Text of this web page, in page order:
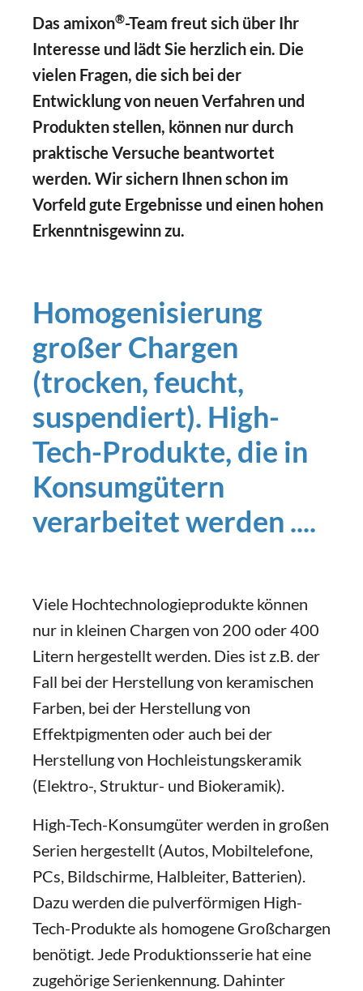
Das amixon®-Team freut sich über Ihr
Interesse und lädt Sie herzlich ein. Die
vielen Fragen, die sich bei der
Entwicklung von neuen Verfahren und
Produkten stellen, können nur durch
praktische Versuche beantwortet
werden. Wir sichern Ihnen schon im
Vorfeld gute Ergebnisse und einen hohen
Erkenntnisgewinn zu.
Homogenisierung
großer Chargen
(trocken, feucht,
suspendiert). High-
Tech-Produkte, die in
Konsumgütern
verarbeitet werden ....
Viele Hochtechnologieprodukte können
nur in kleinen Chargen von 200 oder 400
Litern hergestellt werden. Dies ist z.B. der
Fall bei der Herstellung von keramischen
Farben, bei der Herstellung von
Effektpigmenten oder auch bei der
Herstellung von Hochleistungskeramik
(Elektro-, Struktur- und Biokeramik).
High-Tech-Konsumgüter werden in großen
Serien hergestellt (Autos, Mobiltelefone,
PCs, Bildschirme, Halbleiter, Batterien).
Dazu werden die pulverförmigen High-
Tech-Produkte als homogene Großchargen
benötigt. Jede Produktionsserie hat eine
zugehörige Serienkennung. Dahinter